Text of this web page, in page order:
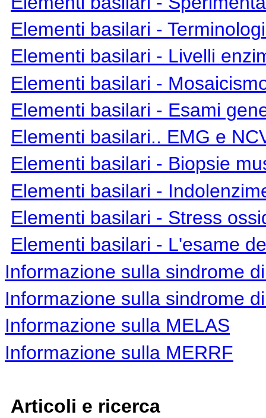
Elementi basilari -
Elementi basilari - Livelli
Elementi basilari -
Elementi basilari - Esami
Elementi basilari.. EMG e
Elementi basilari - Biopsie
Elementi basilari -
Elementi basilari - Stress
Elementi basilari - L'esame
Informazione sulla sindrome
Informazione sulla sindrome
Informazione sulla MELAS
Informazione sulla MERRF
Articoli e ricerca